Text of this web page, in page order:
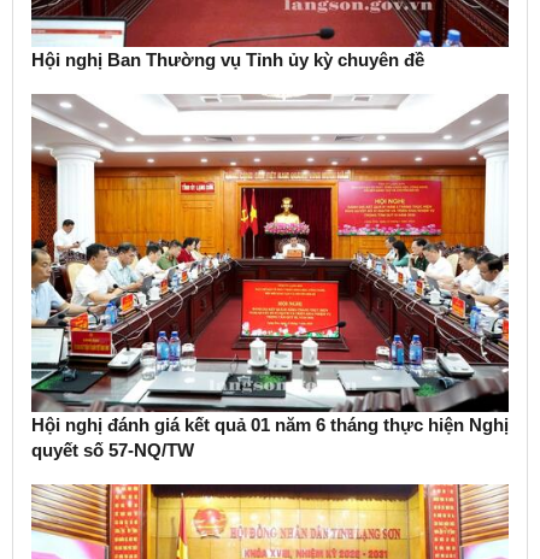
Hội nghị Ban Thường vụ Tỉnh ủy kỳ chuyên đề
Hội nghị đánh giá kết quả 01 năm 6 tháng thực hiện Nghị
quyết số 57-NQ/TW